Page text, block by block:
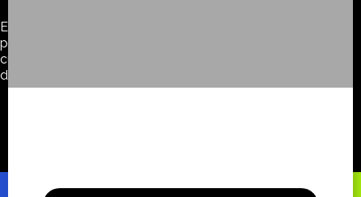
El usuario puede aceptar, rechazar o configurar sus
preferencias de cookies ymodificar su consentimiento en
cualquier momento mediante el panel deconfiguración
disponible en el sitio web.